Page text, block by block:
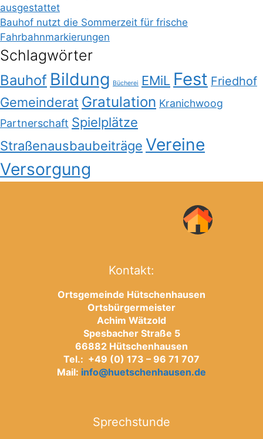
ausgestattet
Bauhof nutzt die Sommerzeit für frische
Fahrbahnmarkierungen
Schlagwörter
Bauhof Bildung Bücherei EMiL Fest Friedhof
Gemeinderat Gratulation Kranichwoog
Partnerschaft Spielplätze
Straßenausbaubeiträge Vereine
Versorgung
Kontakt:
Ortsgemeinde Hütschenhausen
Ortsbürgermeister
Achim Wätzold
Spesbacher Straße 5
66882 Hütschenhausen
Tel.: +49 (0) 173 – 96 71 707
Mail: info@huetschenhausen.de
Sprechstunde